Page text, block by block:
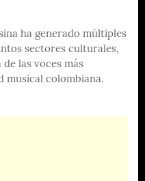
ha generado múltiples
sectores culturales,
las voces más
musical colombiana.